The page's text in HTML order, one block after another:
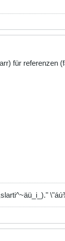
für referenzen